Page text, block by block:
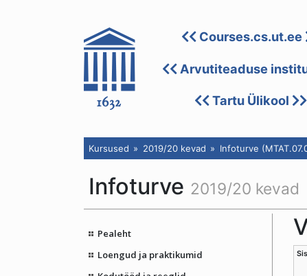
Courses.cs.ut.ee
Arvutiteaduse
Tartu Ülikool
Kursused 2019/20 kevad Infoturve
Infoturve 2019/20 kevad
Pealeht
Loengud ja praktikumid